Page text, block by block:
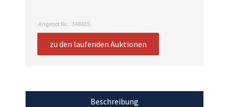
Angebot Nr.: 348435
zu den laufenden Auktionen
Beschreibung